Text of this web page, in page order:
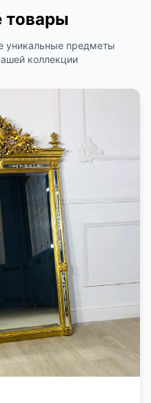
товары
уникальные предметы
коллекции